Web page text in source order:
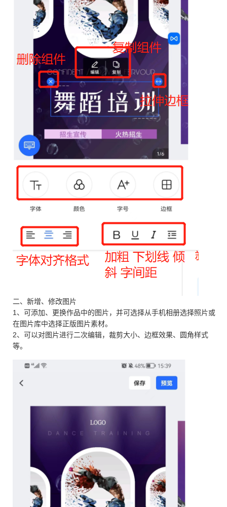
二、新增、修改图片
1、可添加、更换作品中的图片，并可选择从手机相册选择照片或
在图片库中选择正版图片素材。
2、可以对图片进行二次编辑，裁剪大小、边框效果、圆角样式
等。